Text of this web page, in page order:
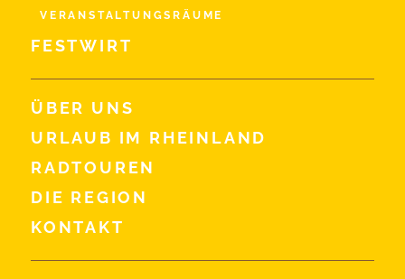
VERANSTALTUNGSRÄUME
FESTWIRT
ÜBER UNS
URLAUB IM RHEINLAND
RADTOUREN
DIE REGION
KONTAKT